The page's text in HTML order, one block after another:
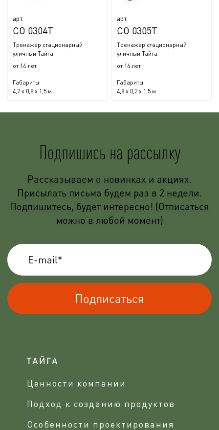
арт.
СО 0304Т
Тренажер стационарный
уличный Тайга
от 14 лет
Габариты:
4,2 x 0,8 x 1,5 м
арт.
СО 0305Т
Тренажер стационарный
уличный Тайга
от 14 лет
Габариты:
4,8 x 0,2 x 1,5 м
Подпишись на рассылку
Рассказываем о новинках и акциях.
Присылать письма будем раз в 2 недели.
Подпишитесь, будет интересно! (Отписаться
можно в любой момент)
Подписаться
ТАЙГА
Ценности компании
Подход к созданию продуктов
Особенности проектирования